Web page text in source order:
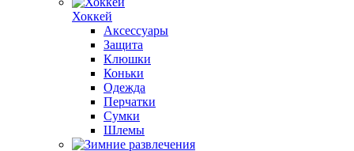
Хоккей
Аксессуары
Защита
Клюшки
Коньки
Одежда
Перчатки
Сумки
Шлемы